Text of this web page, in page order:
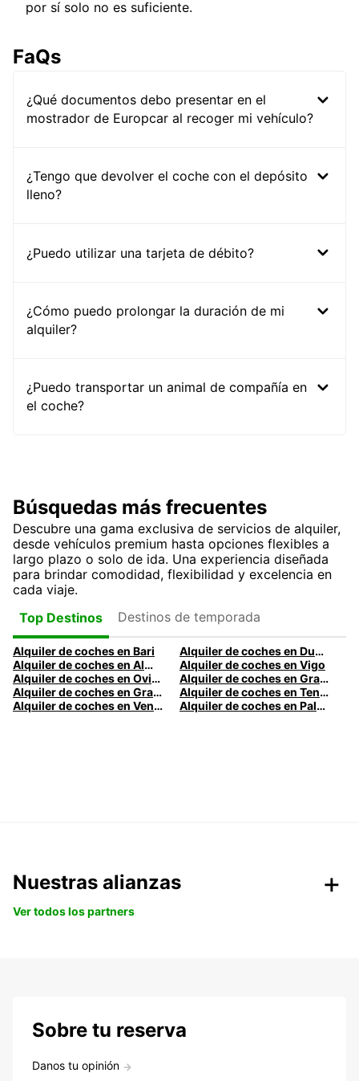
por sí solo no es suficiente.
FaQs
¿Qué documentos debo presentar en el
mostrador de Europcar al recoger mi vehículo?
¿Tengo que devolver el coche con el depósito
lleno?
¿Puedo utilizar una tarjeta de débito?
¿Cómo puedo prolongar la duración de mi
alquiler?
¿Puedo transportar un animal de compañía en
el coche?
Búsquedas más frecuentes
Descubre una gama exclusiva de servicios de alquiler,
desde vehículos premium hasta opciones flexibles a
largo plazo o solo de ida. Una experiencia diseñada
para brindar comodidad, flexibilidad y excelencia en
cada viaje.
Top Destinos
Destinos de temporada
Alquiler de coches en Bari
Alquiler de coches en Dublín
Alquiler de coches en Almería
Alquiler de coches en Vigo
Alquiler de coches en Oviedo
Alquiler de coches en Granada
Alquiler de coches en Gran Canaria
Alquiler de coches en Tenerife
Alquiler de coches en Venecia
Alquiler de coches en Palermo
Nuestras alianzas
Ver todos los partners
Sobre tu reserva
Danos tu opinión